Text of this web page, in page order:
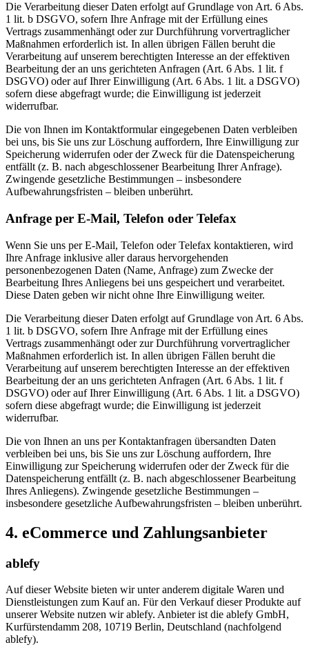
Die Verarbeitung dieser Daten erfolgt auf Grundlage von Art. 6 Abs.
1 lit. b DSGVO, sofern Ihre Anfrage mit der Erfüllung eines
Vertrags zusammenhängt oder zur Durchführung vorvertraglicher
Maßnahmen erforderlich ist. In allen übrigen Fällen beruht die
Verarbeitung auf unserem berechtigten Interesse an der effektiven
Bearbeitung der an uns gerichteten Anfragen (Art. 6 Abs. 1 lit. f
DSGVO) oder auf Ihrer Einwilligung (Art. 6 Abs. 1 lit. a DSGVO)
sofern diese abgefragt wurde; die Einwilligung ist jederzeit
widerrufbar.
Die von Ihnen im Kontaktformular eingegebenen Daten verbleiben
bei uns, bis Sie uns zur Löschung auffordern, Ihre Einwilligung zur
Speicherung widerrufen oder der Zweck für die Datenspeicherung
entfällt (z. B. nach abgeschlossener Bearbeitung Ihrer Anfrage).
Zwingende gesetzliche Bestimmungen – insbesondere
Aufbewahrungsfristen – bleiben unberührt.
Anfrage per E-Mail, Telefon oder Telefax
Wenn Sie uns per E-Mail, Telefon oder Telefax kontaktieren, wird
Ihre Anfrage inklusive aller daraus hervorgehenden
personenbezogenen Daten (Name, Anfrage) zum Zwecke der
Bearbeitung Ihres Anliegens bei uns gespeichert und verarbeitet.
Diese Daten geben wir nicht ohne Ihre Einwilligung weiter.
Die Verarbeitung dieser Daten erfolgt auf Grundlage von Art. 6 Abs.
1 lit. b DSGVO, sofern Ihre Anfrage mit der Erfüllung eines
Vertrags zusammenhängt oder zur Durchführung vorvertraglicher
Maßnahmen erforderlich ist. In allen übrigen Fällen beruht die
Verarbeitung auf unserem berechtigten Interesse an der effektiven
Bearbeitung der an uns gerichteten Anfragen (Art. 6 Abs. 1 lit. f
DSGVO) oder auf Ihrer Einwilligung (Art. 6 Abs. 1 lit. a DSGVO)
sofern diese abgefragt wurde; die Einwilligung ist jederzeit
widerrufbar.
Die von Ihnen an uns per Kontaktanfragen übersandten Daten
verbleiben bei uns, bis Sie uns zur Löschung auffordern, Ihre
Einwilligung zur Speicherung widerrufen oder der Zweck für die
Datenspeicherung entfällt (z. B. nach abgeschlossener Bearbeitung
Ihres Anliegens). Zwingende gesetzliche Bestimmungen –
insbesondere gesetzliche Aufbewahrungsfristen – bleiben unberührt.
4. eCommerce und Zahlungs­anbieter
ablefy
Auf dieser Website bieten wir unter anderem digitale Waren und
Dienstleistungen zum Kauf an. Für den Verkauf dieser Produkte auf
unserer Website nutzen wir ablefy. Anbieter ist die ablefy GmbH,
Kurfürstendamm 208, 10719 Berlin, Deutschland (nachfolgend
ablefy).